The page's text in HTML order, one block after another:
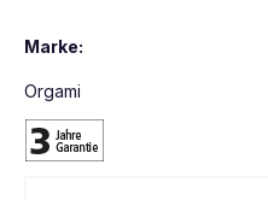
Marke:
Orgami